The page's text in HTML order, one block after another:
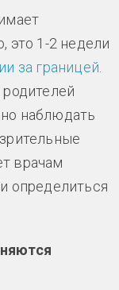
это 1-2 недели
за границей
наблюдать
врачам
определиться